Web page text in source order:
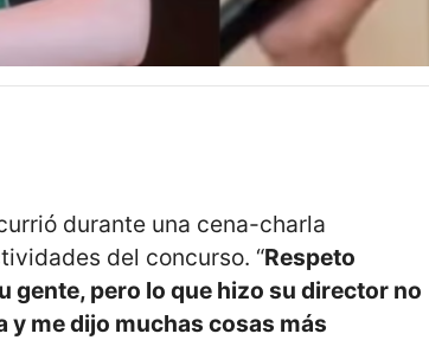
durante una cena-charla
del concurso. “Respeto
gente, pero lo que hizo su director no
y me dijo muchas cosas más